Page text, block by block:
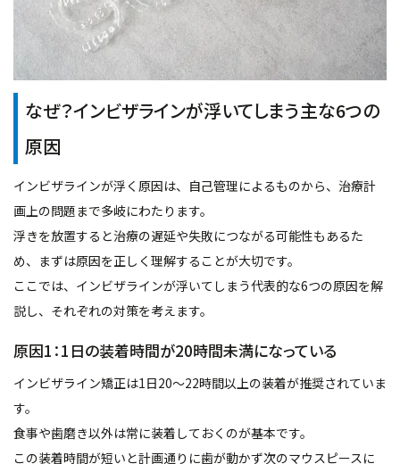
なぜ？インビザラインが浮いてしまう主な6つの
原因
インビザラインが浮く原因は、自己管理によるものから、治療計
画上の問題まで多岐にわたります。
浮きを放置すると治療の遅延や失敗につながる可能性もあるた
め、まずは原因を正しく理解することが大切です。
ここでは、インビザラインが浮いてしまう代表的な6つの原因を解
説し、それぞれの対策を考えます。
原因1：1日の装着時間が20時間未満になっている
インビザライン矯正は1日20〜22時間以上の装着が推奨されていま
す。
食事や歯磨き以外は常に装着しておくのが基本です。
この装着時間が短いと計画通りに歯が動かず次のマウスピースに